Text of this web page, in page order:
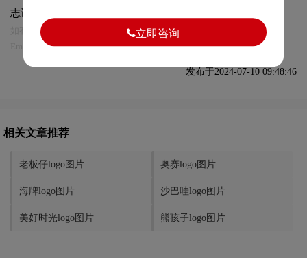
志设计及本链接!
如有内容侵犯您的合法权益，请及时与我们联系
Email:75696531@qq.com，我们将第一时间安排删除。
发布于2024-07-10 09:48:46
相关文章推荐
老板仔logo图片 奥赛logo图片
海牌logo图片 沙巴哇logo图片
美好时光logo图片 熊孩子logo图片
立即咨询